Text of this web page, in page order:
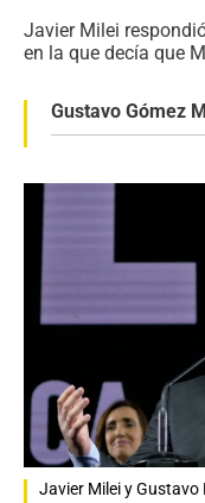
Javier Milei
en la que decía que
Gustavo Gómez
Javier Milei y Gustavo